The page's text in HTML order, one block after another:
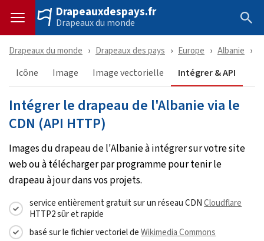
Drapeauxdespays.fr
Drapeaux du monde
Drapeaux du monde Drapeaux des pays Europe Albanie
Icône Image Image vectorielle Intégrer & API
Intégrer le drapeau de l'Albanie via le
CDN (API HTTP)
Images du drapeau de l'Albanie à intégrer sur votre site
web ou à télécharger par programme pour tenir le
drapeau à jour dans vos projets.
service entièrement gratuit sur un réseau CDNCloudflare
HTTP2 sûr et rapide
basé sur le fichier vectoriel deWikimedia Commons